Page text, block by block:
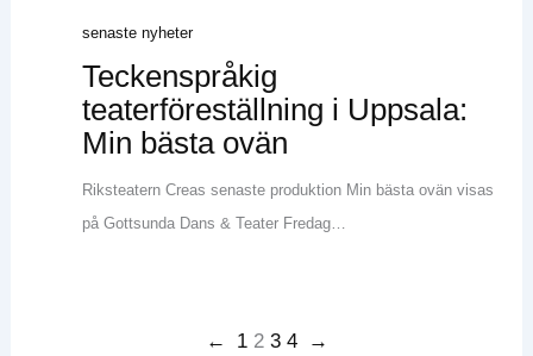
senaste nyheter
Teckenspråkig
teaterföreställning i Uppsala:
Min bästa ovän
Riksteatern Creas senaste produktion Min bästa ovän visas
på Gottsunda Dans & Teater Fredag…
← 1 2 3 4 →